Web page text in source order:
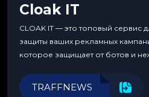
Cloak IT
CLOAK IT — это топовый сервис
защиты ваших рекламных
которое защищает от ботов и
программирования.
TRAFFNEWS